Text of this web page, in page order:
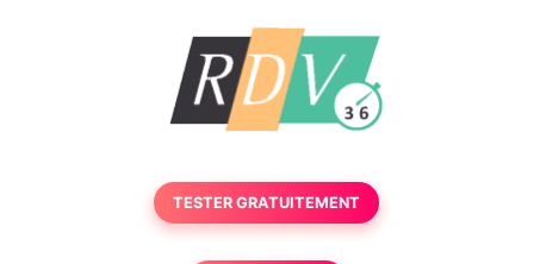
TESTER GRATUITEMENT